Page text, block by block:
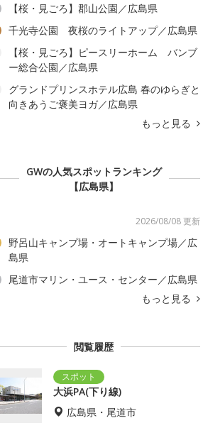
【桜・見ごろ】郡山公園／広島県
千光寺公園 夜桜のライトアップ／広島県
【桜・見ごろ】ピースリーホーム バンブ
ー総合公園／広島県
グランドプリンスホテル広島 春のゆらぎと
向きあうご褒美ヨガ／広島県
もっと見る
GWの人気スポットランキング
【広島県】
2026/08/08 更新
野呂山キャンプ場・オートキャンプ場／広
島県
尾道市マリン・ユース・センター／広島県
もっと見る
閲覧履歴
大浜PA(下り線)
広島県・尾道市